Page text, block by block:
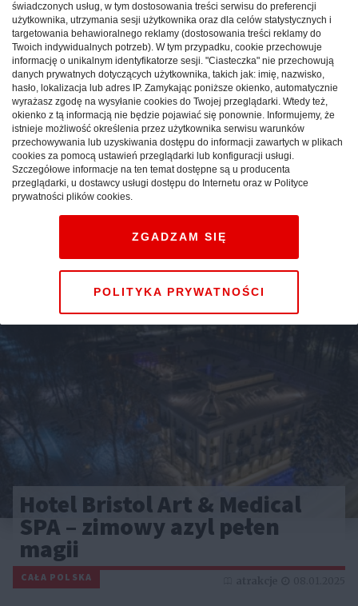
Góry Opawskie i tradycyjna
kuchnia opawska – żywe
dziedzictwo kulturowe
ZAGRANICA atrakcje 08.01.2025
Hotel Bristol Art & Medical
SPA – zimowy azyl pełen
magii
CAŁA POLSKA
świadczonych usług, w tym dostosowania treści serwisu do preferencji
użytkownika, utrzymania sesji użytkownika oraz dla celów statystycznych i
targetowania behawioralnego reklamy (dostosowania treści reklamy do
Twoich indywidualnych potrzeb). W tym przypadku, cookie przechowuje
informację o unikalnym identyfikatorze sesji. "Ciasteczka" nie przechowują
danych prywatnych dotyczących użytkownika, takich jak: imię, nazwisko,
hasło, lokalizacja lub adres IP. Zamykając poniższe okienko, automatycznie
wyrażasz zgodę na wysyłanie cookies do Twojej przeglądarki. Wtedy też,
okienko z tą informacją nie będzie pojawiać się ponownie. Informujemy, że
istnieje możliwość określenia przez użytkownika serwisu warunków
przechowywania lub uzyskiwania dostępu do informacji zawartych w plikach
cookies za pomocą ustawień przeglądarki lub konfiguracji usługi.
Szczegółowe informacje na ten temat dostępne są u producenta
przeglądarki, u dostawcy usługi dostępu do Internetu oraz w Polityce
prywatności plików cookies.
POLITYKA PRYWATNOŚCI
ZGADZAM SIĘ